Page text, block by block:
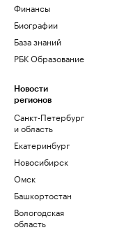
Финансы
Биографии
База знаний
РБК Образование
Новости
регионов
Санкт-Петербург
и область
Екатеринбург
Новосибирск
Омск
Башкортостан
Вологодская
область